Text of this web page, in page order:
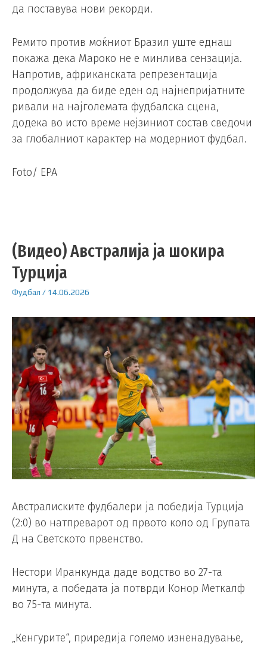
да поставува нови рекорди.
Ремито против моќниот Бразил уште еднаш
покажа дека Мароко не е минлива сензација.
Напротив, африканската репрезентација
продолжува да биде еден од најнепријатните
ривали на најголемата фудбалска сцена,
додека во исто време нејзиниот состав сведочи
за глобалниот карактер на модерниот фудбал.
Foto/ EPA
(Видео) Австралија ја шокира
Турција
Фудбал / 14.06.2026
Австралиските фудбалери ја победија Турција
(2:0) во натпреварот од првото коло од Групата
Д на Светското првенство.
Нестори Иранкунда даде водство во 27-та
минута, а победата ја потврди Конор Меткалф
во 75-та минута.
„Кенгурите“, приредија големо изненадување,